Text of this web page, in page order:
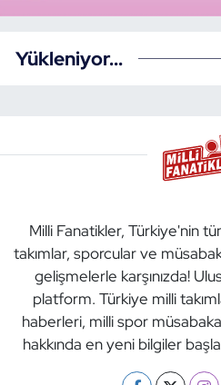
Yükleniyor...
Milli Fanatikler, Türkiye'nin
takımlar, sporcular ve
gelişmelerle karşınızda!
platform. Türkiye milli
haberleri, milli spor
hakkında en yeni bilgiler